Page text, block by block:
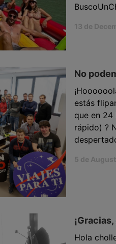
13 de
No
estás
que en
rápido) ?
5 de
Hola